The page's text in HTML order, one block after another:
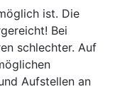
ist. Die
Bei
schlechter. Auf
Aufstellen an